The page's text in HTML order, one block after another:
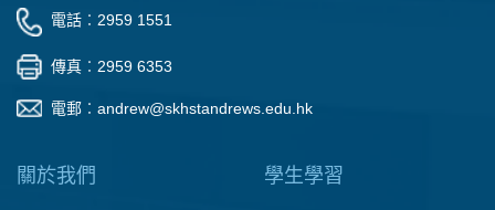
電話︰2959 1551
傳真︰2959 6353
電郵︰ andrew@skhstandrews.edu.hk
關於我們 學生學習